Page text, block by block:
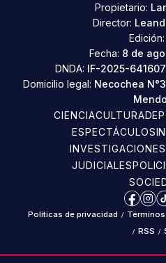
Propietario:
Director:
Edición:
Fecha: 8 de
DNDA: IF-2025-
Domicilio legal: Necochea
CIENCIACULTURA
ESPECTÁCULOS
JUDICIALES
Políticas de privacidad /
/ RSS /